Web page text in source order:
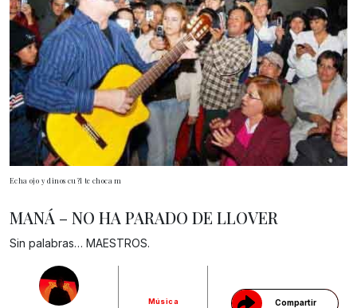
Echa ojo y dinos cu?l te choca m
Música Compartir
Gracias!
MANÁ – NO HA PARADO DE LLOVER
Sin palabras… MAESTROS.